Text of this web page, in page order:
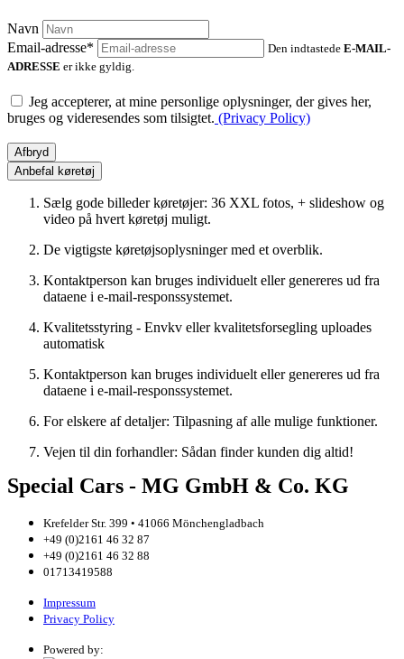
Navn
Email-adresse*
Den indtastede E-MAIL-
ADRESSE er ikke gyldig.
Jeg accepterer, at mine personlige oplysninger, der gives her,
bruges og videresendes som tilsigtet. (Privacy Policy)
Afbryd
Anbefal køretøj
Sælg gode billeder køretøjer: 36 XXL fotos, + slideshow og
video på hvert køretøj muligt.
De vigtigste køretøjsoplysninger med et overblik.
Kontaktperson kan bruges individuelt eller genereres ud fra
dataene i e-mail-responssystemet.
Kvalitetsstyring - Envkv eller kvalitetsforsegling uploades
automatisk
Kontaktperson kan bruges individuelt eller genereres ud fra
dataene i e-mail-responssystemet.
For elskere af detaljer: Tilpasning af alle mulige funktioner.
Vejen til din forhandler: Sådan finder kunden dig altid!
Special Cars - MG GmbH & Co. KG
Krefelder Str. 399 • 41066 Mönchengladbach
+49 (0)2161 46 32 87
+49 (0)2161 46 32 88
01713419588
Impressum
Privacy Policy
Powered by: